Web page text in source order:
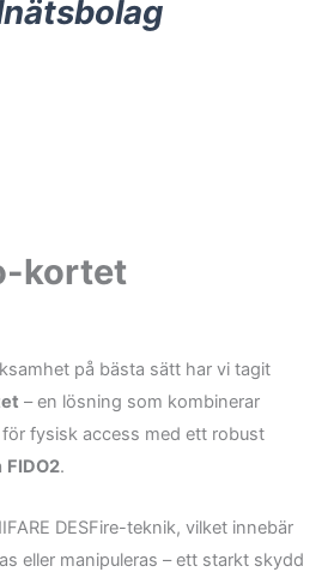
kortet
på bästa sätt har vi tagit
– en lösning som kombinerar
fysisk access med ett robust
FIDO2.
DESFire-teknik, vilket innebär
eller manipuleras – ett starkt skydd